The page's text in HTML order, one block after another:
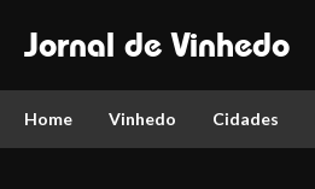
Jornal de Vinhedo
Home Vinhedo Cidades